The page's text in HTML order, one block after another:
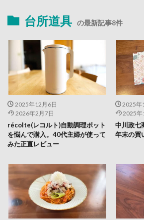
台所道具 の最新記事8件
2025年12月6日
2026年2月7日
récolte(レコルト)自動調理ポット
を悩んで購入。40代主婦が使って
みた正直レビュー
2025年
2025年
中川政七
年末の買